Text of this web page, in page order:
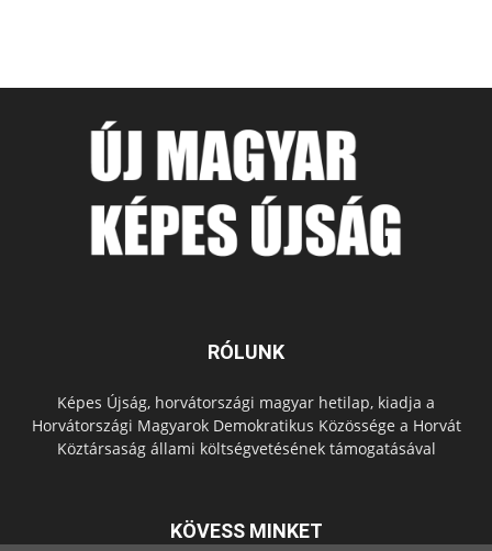
RÓLUNK
Képes Újság, horvátországi magyar hetilap, kiadja a
Horvátországi Magyarok Demokratikus Közössége a Horvát
Köztársaság állami költségvetésének támogatásával
KÖVESS MINKET